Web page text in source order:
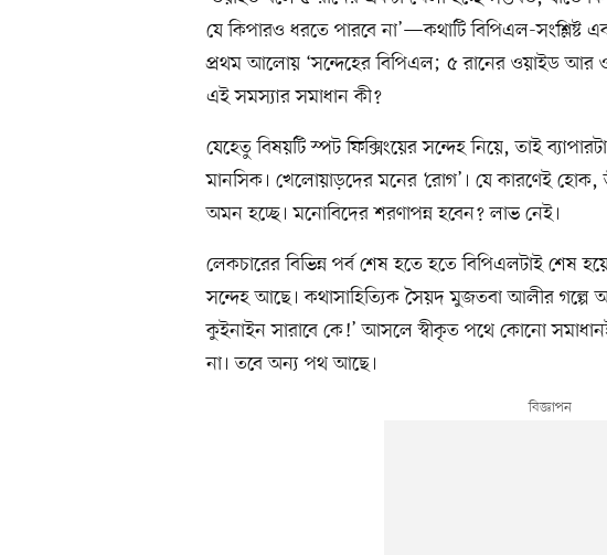
যে কিপারও ধরতে পারবে না’—কথাটি বিপিএল-
প্রথম আলোয় ‘সন্দেহের বিপিএল; ৫ রানের ওয়াইড আর
এই সমস্যার সমাধান কী?
যেহেতু বিষয়টি স্পট ফিক্সিংয়ের সন্দেহ নিয়ে, তাই
মানসিক। খেলোয়াড়দের মনের ‘রোগ’। যে কারণেই
অমন হচ্ছে। মনোবিদের শরণাপন্ন হবেন? লাভ নেই।
লেকচারের বিভিন্ন পর্ব শেষ হতে হতে বিপিএলটাই শেষ
সন্দেহ আছে। কথাসাহিত্যিক সৈয়দ মুজতবা আলীর গল্পে
কুইনাইন সারাবে কে!’ আসলে স্বীকৃত পথে কোনো
না। তবে অন্য পথ আছে।